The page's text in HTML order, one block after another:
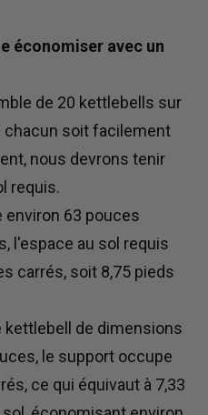
économiser avec un
de 20 kettlebells sur
chacun soit facilement
nous devrons tenir
requis.
environ 63 pouces
l'espace au sol requis
carrés, soit 8,75 pieds
kettlebell de dimensions
le support occupe
ce qui équivaut à 7,33